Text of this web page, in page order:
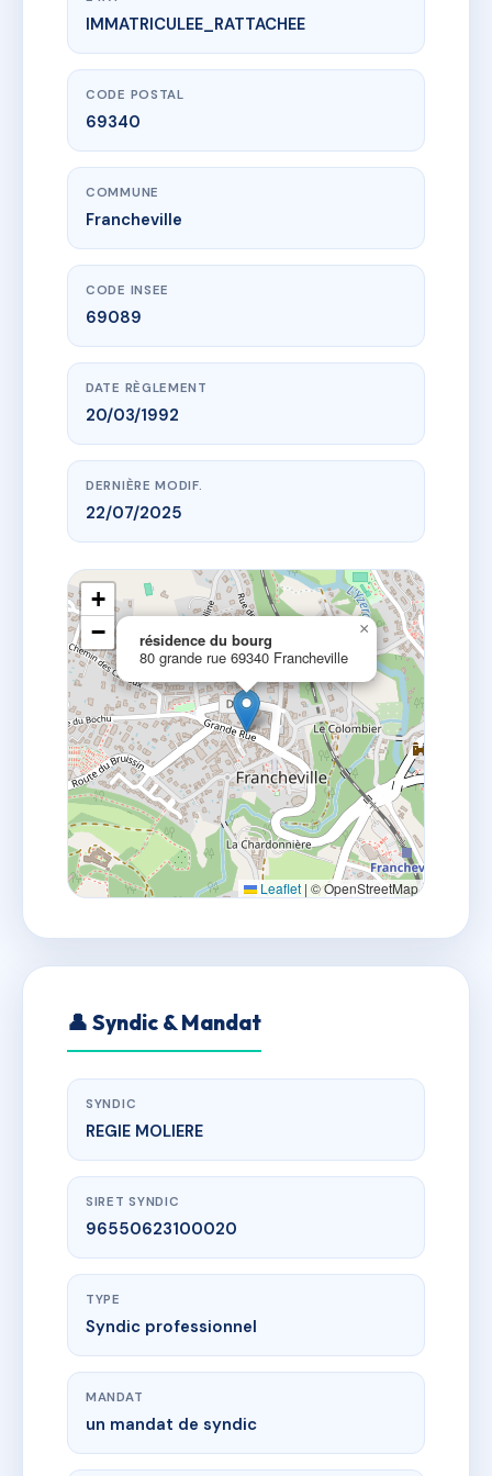
www.vme.plus/AC6482046
résidence du bourg
80 grande rue69340 Francheville
IMMATRICULEE_RATTACHEE
CODE POSTAL
69340
COMMUNE
Francheville
CODE INSEE
69089
DATE RÈGLEMENT
20/03/1992
DERNIÈRE MODIF.
22/07/2025
résidence du bourg
80 grande rue 69340 Francheville
×
+
−
Leaflet | © OpenStreetMap
👤 Syndic & Mandat
SYNDIC
REGIE MOLIERE
SIRET SYNDIC
96550623100020
TYPE
Syndic professionnel
MANDAT
un mandat de syndic